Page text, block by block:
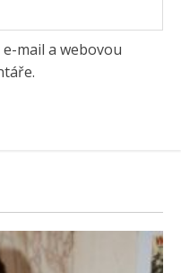
mail a webovou